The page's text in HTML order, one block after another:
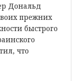
Дональд
прежних
быстрого
что